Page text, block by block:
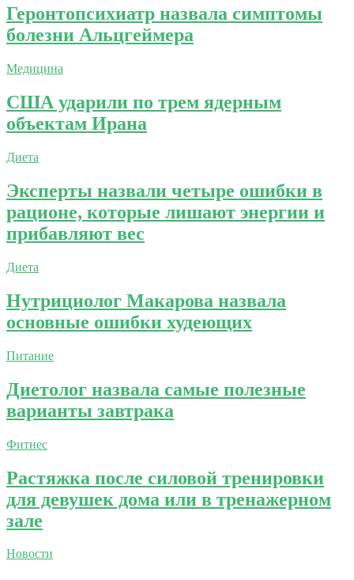
Геронтопсихиатр назвала симптомы
болезни Альцгеймера
Медицина
США ударили по трем ядерным
объектам Ирана
Диета
Эксперты назвали четыре ошибки в
рационе, которые лишают энергии и
прибавляют вес
Диета
Нутрициолог Макарова назвала
основные ошибки худеющих
Питание
Диетолог назвала самые полезные
варианты завтрака
Фитнес
Растяжка после силовой тренировки
для девушек дома или в тренажерном
зале
Новости